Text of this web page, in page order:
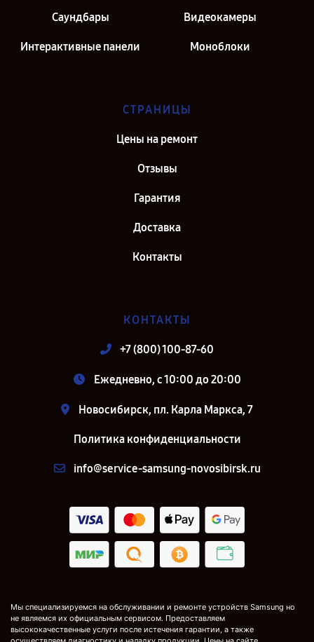
Саундбары Видеокамеры
Интерактивные панели Моноблоки
СТРАНИЦЫ
Цены на ремонт
Отзывы
Гарантия
Доставка
Контакты
КОНТАКТЫ
+7 (800) 100-87-60
Ежедневно, с 10:00 до 20:00
Новосибирск, пл. Карла Маркса, 7
Политика конфиденциальности
info@service-samsung-novosibirsk.ru
Мы специализируемся на обслуживании и ремонте устройств Samsung но
не являемся их официальным сервисом. Предоставляем
высококачественные услуги после истечения гарантии, а также